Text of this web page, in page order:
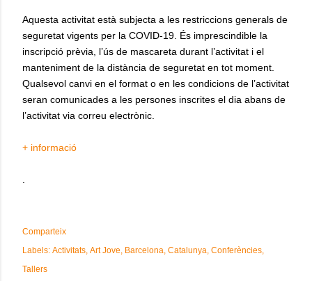
Aquesta activitat està subjecta a les restriccions generals de
seguretat vigents per la COVID-19. És imprescindible la
inscripció prèvia, l’ús de mascareta durant l’activitat i el
manteniment de la distància de seguretat en tot moment.
Qualsevol canvi en el format o en les condicions de l’activitat
seran comunicades a les persones inscrites el dia abans de
l’activitat via correu electrònic.
+ informació
Comparteix
Labels: Activitats Art Jove Barcelona Catalunya Conferències
Tallers